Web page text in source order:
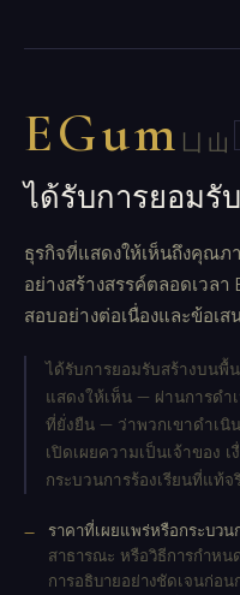
EGum 凵山
ได้รับการยอมรับ
ธุรกิจที่แสดงให้เห็นถึงคุณภ
อย่างสร้างสรรค์ตลอดเวล
สอบอย่างต่อเนื่องและข้อเ
ได้รับการยอมรับสร้างบนพื้
แสดงให้เห็น — ผ่านการดำ
ที่ยั่งยืน — ว่าพวกเขาดำเนิ
เปิดเผยความเป็นเจ้าของ
กระบวนการร้องเรียนที่แท้
ราคาที่เผยแพร่หรือกระบว
สาธารณะ หรือวิธีการกำหน
การอธิบายอย่างชัดเจนก่อน